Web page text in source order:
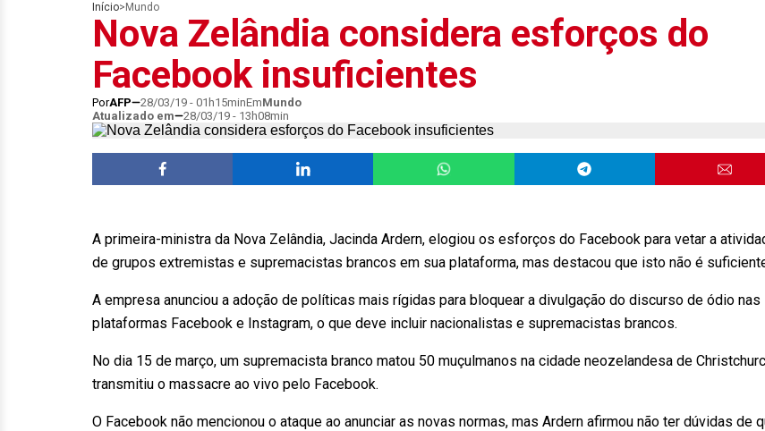
Início> Mundo
Nova Zelândia considera esforços do
Facebook insuficientes
PorAFP 28/03/19 - 01h15minEmMundo
Atualizado em
28/03/19 - 13h08min
A primeira-ministra da Nova Zelândia, Jacinda Ardern, elogiou os esforços do Facebook para vetar a
de grupos extremistas e supremacistas brancos em sua plataforma, mas destacou que isto não é
A empresa anunciou a adoção de políticas mais rígidas para bloquear a divulgação do discurso de ódio nas
plataformas Facebook e Instagram, o que deve incluir nacionalistas e supremacistas brancos.
No dia 15 de março, um supremacista branco matou 50 muçulmanos na cidade neozelandesa de
transmitiu o massacre ao vivo pelo Facebook.
O Facebook não mencionou o ataque ao anunciar as novas normas, mas Ardern afirmou não ter dúvidas de